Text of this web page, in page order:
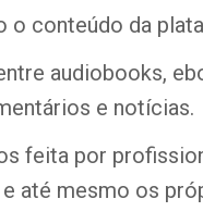
conteúdo da
audiobooks,
e notícias.
feita por
até mesmo os